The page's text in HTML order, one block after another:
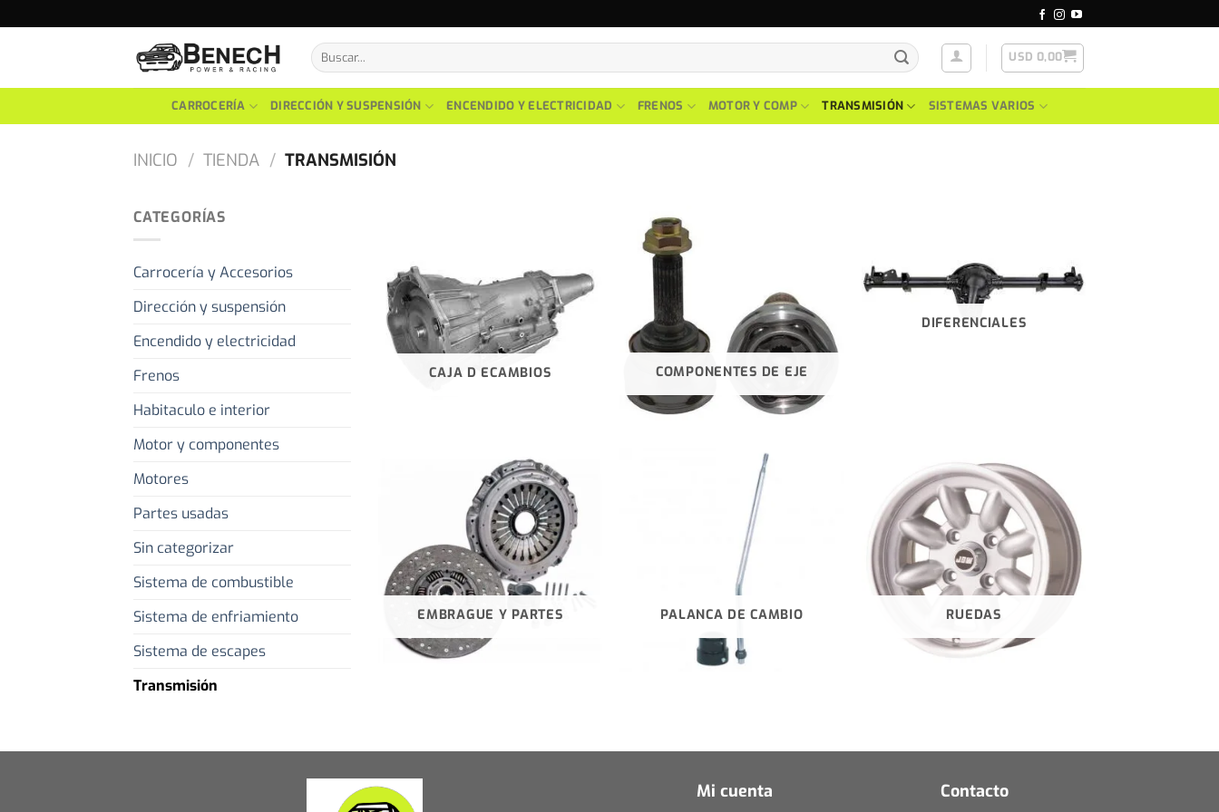
to
Buscar
por:
USD 0,00
CARROCERÍA DIRECCIÓN Y SUSPENSIÓN ENCENDIDO Y ELECTRICIDAD FRENOS MOTOR Y COMP TRANSMISIÓN SISTEMAS VARIOS
INICIO / TIENDA / TRANSMISIÓN
CATEGORÍAS
Carrocería y Accesorios
Dirección y suspensión
Encendido y electricidad
Frenos
Habitaculo e interior
Motor y componentes
Motores
Partes usadas
Sin categorizar
Sistema de combustible
Sistema de enfriamiento
Sistema de escapes
Transmisión
CAJA D ECAMBIOS COMPONENTES DE EJE
DIFERENCIALES
EMBRAGUE Y PARTES PALANCA DE CAMBIO RUEDAS
Mi cuenta Contacto